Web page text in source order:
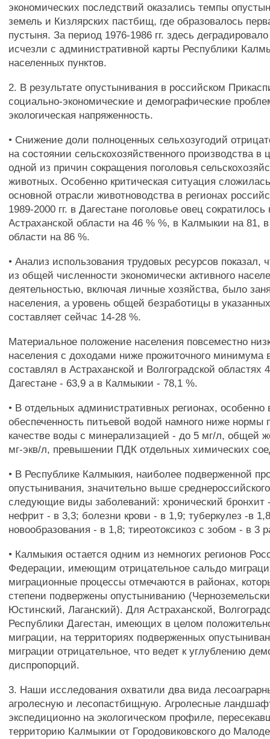
экономических последствий оказались темпы
земель и Кизлярских пастбищ, где образовалось
пустыня. За период 1976-1986 гг. здесь
исчезли с административной карты Республики
населенных пунктов.
2. В результате опустынивания в российском
социально-экономические и демографические
экологическая напряженность.
• Снижение доли полноценных сельхозугодий
на состоянии сельскохозяйственного производства в
одной из причин сокращения поголовья
животных. Особенно критическая ситуация
основной отрасли животноводства в регионах
1989-2000 гг. в Дагестане поголовье овец
Астраханской области на 46 % %, в Калмыкии на 81, в
области на 86 %.
• Анализ использования трудовых ресурсов показал,
из общей численности экономически активного
деятельностью, включая личные хозяйства, было
населения, а уровень общей безработицы в
составляет сейчас 14-28 %.
Материальное положение населения повсеместно
населения с доходами ниже прожиточного минимума
составлял в Астраханской и Волгоградской областях
Дагестане - 63,9 а в Калмыкии - 78,1 %.
• В отдельных административных регионах,
обеспеченность питьевой водой намного ниже нормы
качестве воды с минерализацией - до 5 мг/л, общей
мг-экв/л, превышении ПДК отдельных химических
• В Республике Калмыкия, наиболее подверженной
опустынивания, значительно выше
следующие виды заболеваний: хронический бронхит
нефрит - в 3,3; болезни крови - в 1,9; туберкулез -в
новообразования - в 1,8; тиреотоксикоз с зобом - в 3
• Калмыкия остается одним из немногих регионов
Федерации, имеющим отрицательное сальдо
миграционные процессы отмечаются в районах,
степени подвержены опустыниванию
Юстинский, Лаганский). Для Астраханской,
Республики Дагестан, имеющих в целом
миграции, на территориях подверженных
миграции отрицательное, что ведет к углублению
диспропорций.
3. Наши исследования охватили два вида
агролесную и лесопастбищную. Агролесные
экспедиционно на экологическом профиле,
территорию Калмыкии от Городовиковского до